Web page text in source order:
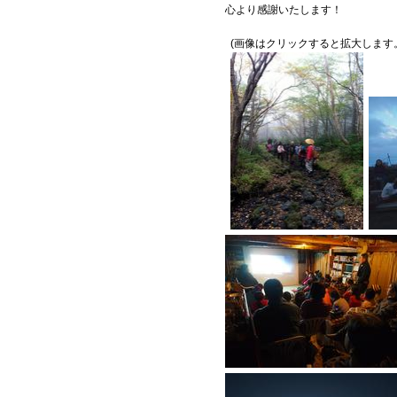
心より感謝いたします！
(画像はクリックすると拡大します